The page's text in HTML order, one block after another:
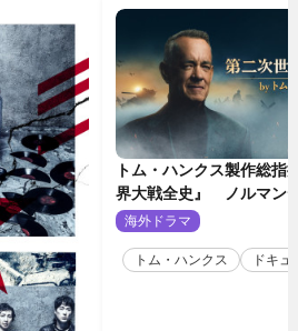
トム・ハンクス製作総指
界大戦全史』 ノルマン
壮絶な戦場を収めた特別
海外ドラマ
トム・ハンクス ドキ